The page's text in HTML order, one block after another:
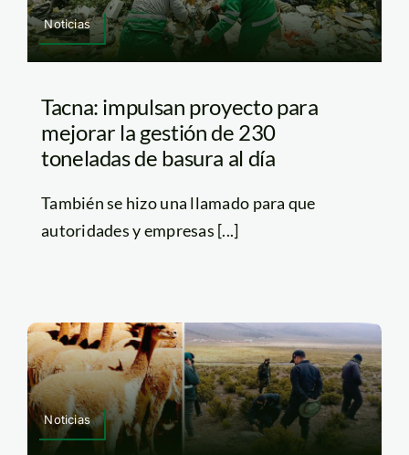
Noticias
Tacna: impulsan proyecto para
mejorar la gestión de 230
toneladas de basura al día
También se hizo una llamado para que
autoridades y empresas [...]
Noticias